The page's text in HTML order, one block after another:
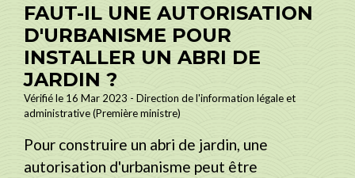
FAUT-IL UNE AUTORISATION
D'URBANISME POUR
INSTALLER UN ABRI DE
JARDIN ?
Vérifié le 16 Mar 2023 - Direction de l'information légale et
administrative (Première ministre)
Pour construire un abri de jardin, une
autorisation d'urbanisme peut être